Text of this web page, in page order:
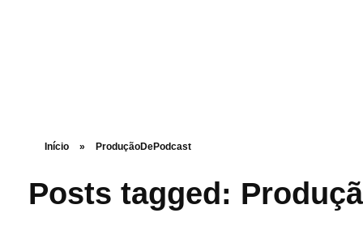
Início » ProduçãoDePodcast
Posts tagged: